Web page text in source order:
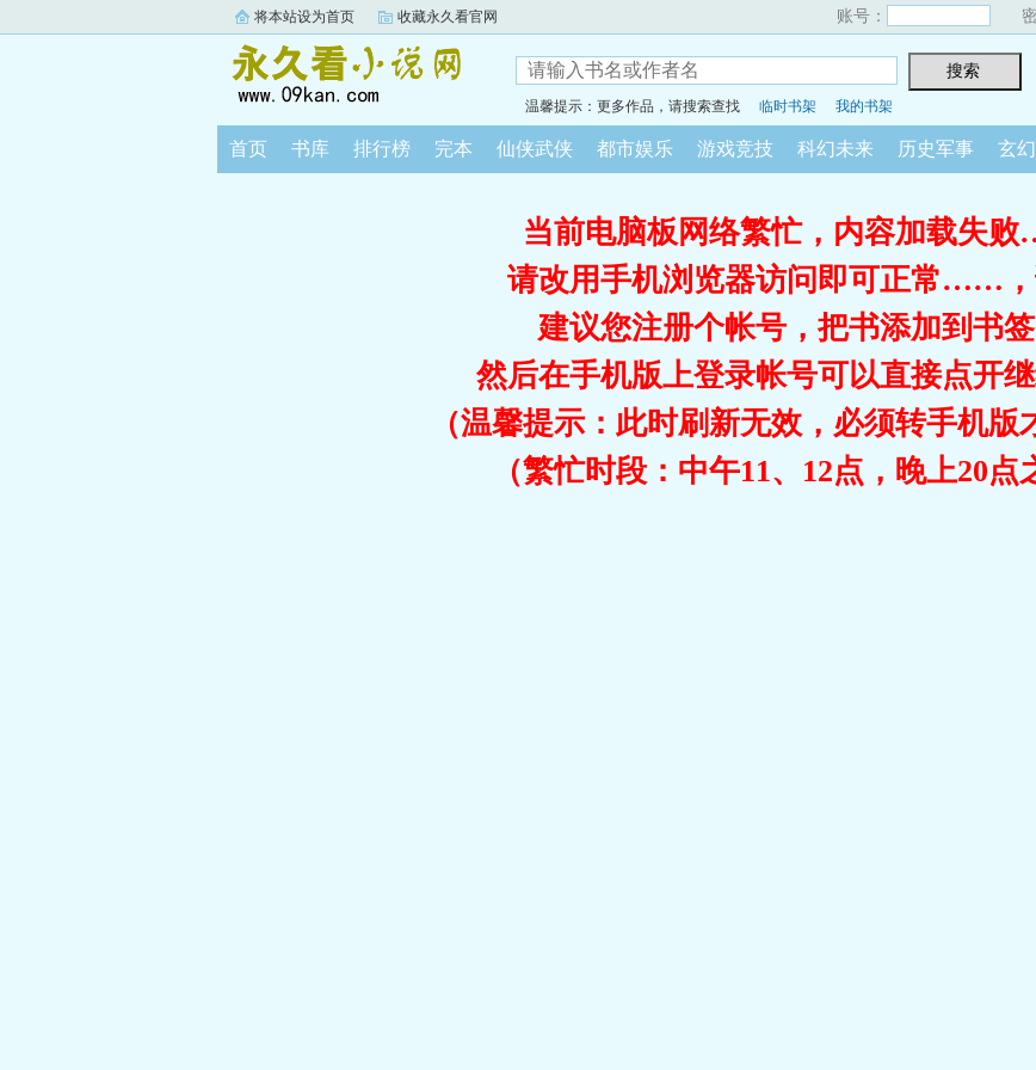
将本站设为首页 收藏永久看官网 账号：
温馨提示：更多作品，请搜索查找 临时书架 我的书架
首页 书库 排行榜 完本 仙侠武侠 都市娱乐 游戏竞技 科幻未来 历史军事 玄
当前电脑板网络繁忙，内容加载失
请改用手机浏览器访问即可正常……
建议您注册个帐号，把书添加到书签
然后在手机版上登录帐号可以直接点开
（温馨提示：此时刷新无效，必须转手机版
（繁忙时段：中午11、12点，晚上20点